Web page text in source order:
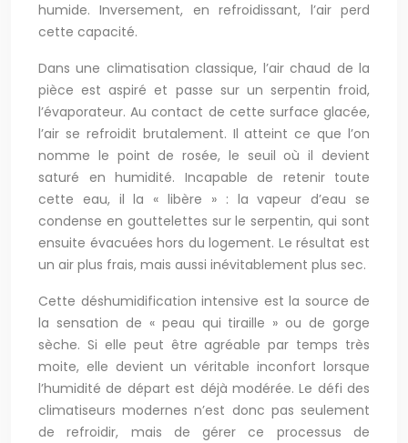
humide. Inversement, en refroidissant, l’air perd
cette capacité.
Dans une climatisation classique, l’air chaud de la
pièce est aspiré et passe sur un serpentin froid,
l’évaporateur. Au contact de cette surface glacée,
l’air se refroidit brutalement. Il atteint ce que l’on
nomme le point de rosée, le seuil où il devient
saturé en humidité. Incapable de retenir toute
cette eau, il la « libère » : la vapeur d’eau se
condense en gouttelettes sur le serpentin, qui sont
ensuite évacuées hors du logement. Le résultat est
un air plus frais, mais aussi inévitablement plus sec.
Cette déshumidification intensive est la source de
la sensation de « peau qui tiraille » ou de gorge
sèche. Si elle peut être agréable par temps très
moite, elle devient un véritable inconfort lorsque
l’humidité de départ est déjà modérée. Le défi des
climatiseurs modernes n’est donc pas seulement
de refroidir, mais de gérer ce processus de